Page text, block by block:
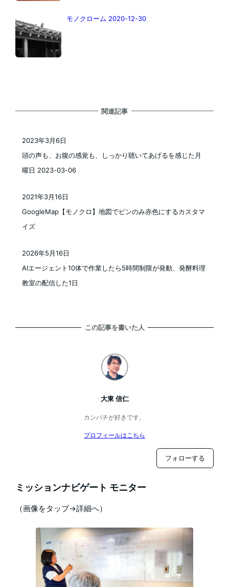
モノクローム 2020-12-30
関連記事
頭の声も、お腹の感覚も、しっかり聴いてあげるを感じた月
曜日 2023-03-06
2023年3月6日
GoogleMap【モノクロ】地図でピンのみ赤色にするカスタマ
イズ
2021年3月16日
AIエージェント10体で作業したら5時間制限が発動、発酵料理
教室の配信した1日
2026年5月16日
この記事を書いた人
大東 信仁
カンパチが好きです。
プロフィールはこちら
フォローする
ミッションナビゲート モニター
（画像をタップ→詳細へ）